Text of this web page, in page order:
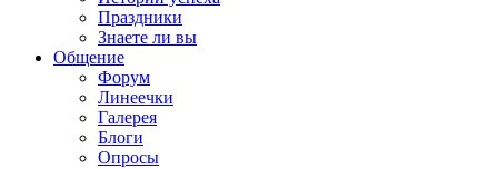
Праздники
Знаете ли вы
Общение
Форум
Линеечки
Галерея
Блоги
Опросы